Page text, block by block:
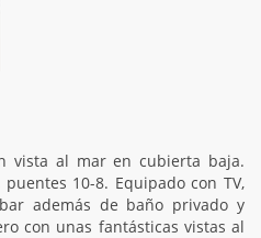
vista al mar en cubierta baja.
10-8. Equipado con TV,
además de baño privado y
con unas fantásticas vistas al